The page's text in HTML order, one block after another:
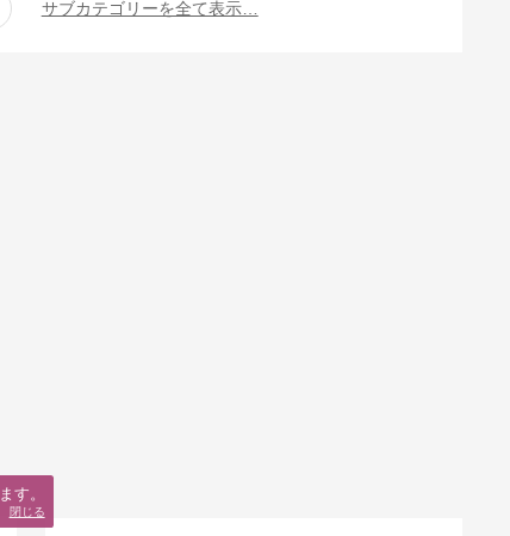
サブカテゴリーを全て表示…
す。
閉じる